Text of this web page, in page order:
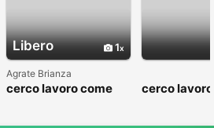
Libero 1
Agrate Brianza
cerco lavoro come
cerco